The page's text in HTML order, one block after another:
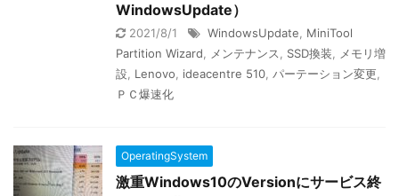
WindowsUpdate）
2021/8/1 WindowsUpdate
MiniTool
Partition Wizard
メンテナンス SSD換装
メモリ増
設 Lenovo ideacentre 510 パーテーション変更
ＰＣ爆速化
OperatingSystem
激重Windows10のVersionにサービス終